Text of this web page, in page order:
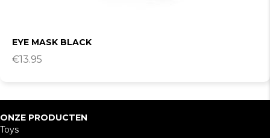
EYE MASK BLACK
€13.95
ONZE PRODUCTEN
Toys